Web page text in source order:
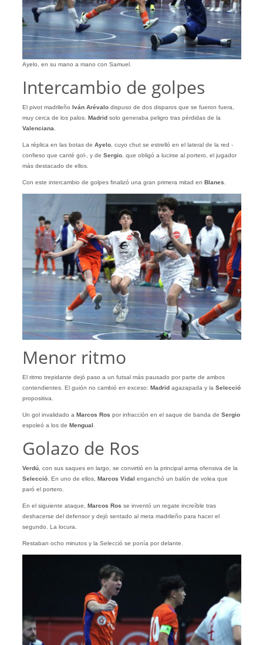
Ayelo, en su mano a mano con Samuel.
Intercambio de golpes
El pivot madrileño Iván Arévalo dispuso de dos disparos que se fueron fuera,
muy cerca de los palos. Madridsolo generaba peligro tras pérdidas de la
Valenciana.
La réplica en las botas de Ayelo, cuyo chut se estrelló en el lateral de la red -
confieso que canté gol-, y de Sergio, que obligó a lucirse al portero, el jugador
más destacado de ellos.
Con este intercambio de golpes finalizó una gran primera mitad en Blanes.
Menor ritmo
El ritmo trepidante dejó paso a un futsal más pausado por parte de ambos
contendientes. El guión no cambió en exceso: Madridagazapada y la Selecció
propositiva.
Un gol invalidado a Marcos Ros por infracción en el saque de banda de Sergio
espoleó a los de Mengual
Golazo de Ros
Verdú, con sus saques en largo, se convirtió en la principal arma ofensiva de la
Selecció. En uno de ellos, Marcos Vidal enganchó un balón de volea que
paró el portero.
En el siguiente ataque, Marcos Ros se inventó un regate increíble tras
deshacerse del defensor y dejó sentado al meta madrileño para hacer el
segundo. La locura.
Restaban ocho minutos y la Selecció se ponía por delante.